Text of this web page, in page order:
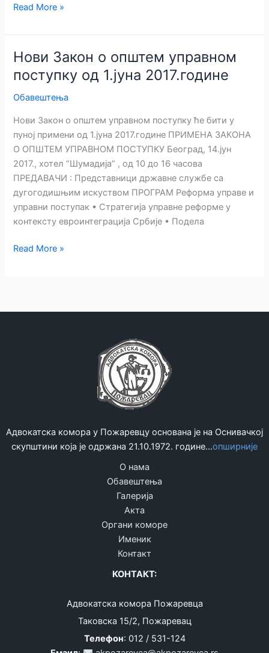
Важно
Министарства
у
вези
са
новим
о
општем
управном
поступку
Read More »
Нови Закон о општем управном
поступку од 1.јуна 2017.године
Обавештења
Нови Закон о општем управном поступку ће бити у
пуној примени од 1.јуна 2017.године ПРИМЕНА ЗАКОНА
О ОПШТЕМ УПРАВНОМ ПОСТУПКУ Београд, 14.јун
2017., хотел “Шумадија” , од 10 до 16 часова
ПРЕДАВАЧИ : Представници државне службе са
дугогодишњим искуством ПРОГРАМ Реформа управе и
управни поступак • Стратегија управне реформе у
контексту евроинтеграција Србије • Подела
Нови
Read More »
Адвокатска комора у Пожаревцу основана је на Оснивачкој
скупштини која је одржана 21.10.1972. године...опширније
О нама
Обавештења
Галерија
Акта
Органи коморе
Именик
Контакт
КОНТАКТ:
Адвокатска комора Пожаревца
Таковска 15/2, Пожаревац
Телефон: 012 / 531-124